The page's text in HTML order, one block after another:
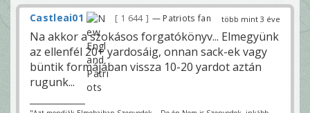
több mint 3 éve
Castleai01 1 644 — Patriots fan
Na akkor a szokásos forgatókönyv... Elmegyünk
az ellenfél 20+ yardosáig, onnan sack-ek vagy
büntik formájában vissza 10-20 yardot aztán
rugunk...